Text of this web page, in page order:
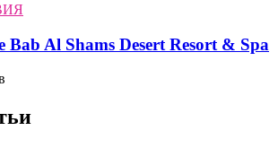
Bab Al Shams Desert Resort & Spa